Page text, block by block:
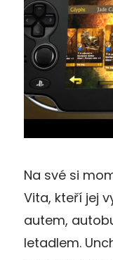
Na své si
Vita, kteří jej
autem,
letadlem.